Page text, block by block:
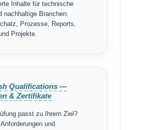
Inhalte für technische
nachhaltige Branchen:
Prozesse, Reports,
Projekte.
Qualifications —
& Zertifikate
passt zu Ihrem Ziel?
und